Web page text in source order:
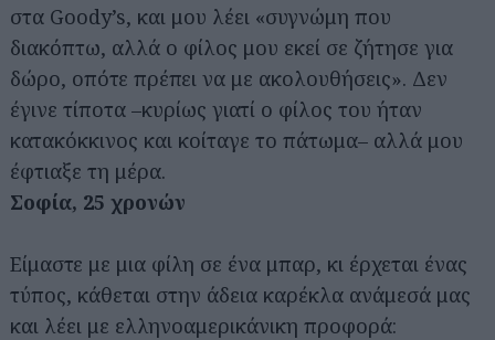
στα Goody’s, και μου λέει «συγνώμη που
διακόπτω, αλλά ο φίλος μου εκεί σε ζήτησε για
δώρο, οπότε πρέπει να με ακολουθήσεις». Δεν
έγινε τίποτα –κυρίως γιατί ο φίλος του ήταν
κατακόκκινος και κοίταγε το πάτωμα– αλλά μου
έφτιαξε τη μέρα.
Σοφία, 25 χρονών
Είμαστε με μια φίλη σε ένα μπαρ, κι έρχεται ένας
τύπος, κάθεται στην άδεια καρέκλα ανάμεσά μας
και λέει με ελληνοαμερικάνικη προφορά: